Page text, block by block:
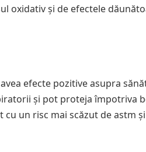
oxidativ și de efectele
efecte pozitive asupra
și pot proteja împotriva
un risc mai scăzut de astm